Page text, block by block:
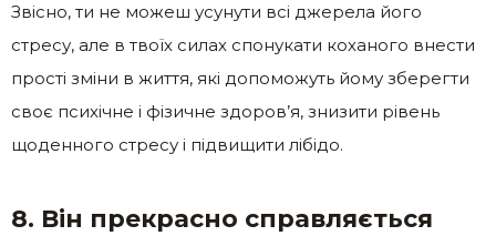
Звісно, ти не можеш усунути всі джерела його
стресу, але в твоїх силах спонукати коханого внести
прості зміни в життя, які допоможуть йому зберегти
своє психічне і фізичне здоров’я, знизити рівень
щоденного стресу і підвищити лібідо.
8. Він прекрасно справляється